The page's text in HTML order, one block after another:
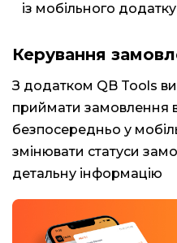
із мобільного додатку
Керування
З додатком QB Tools
приймати замовлення
безпосередньо у
змінювати статуси
детальну інформацію